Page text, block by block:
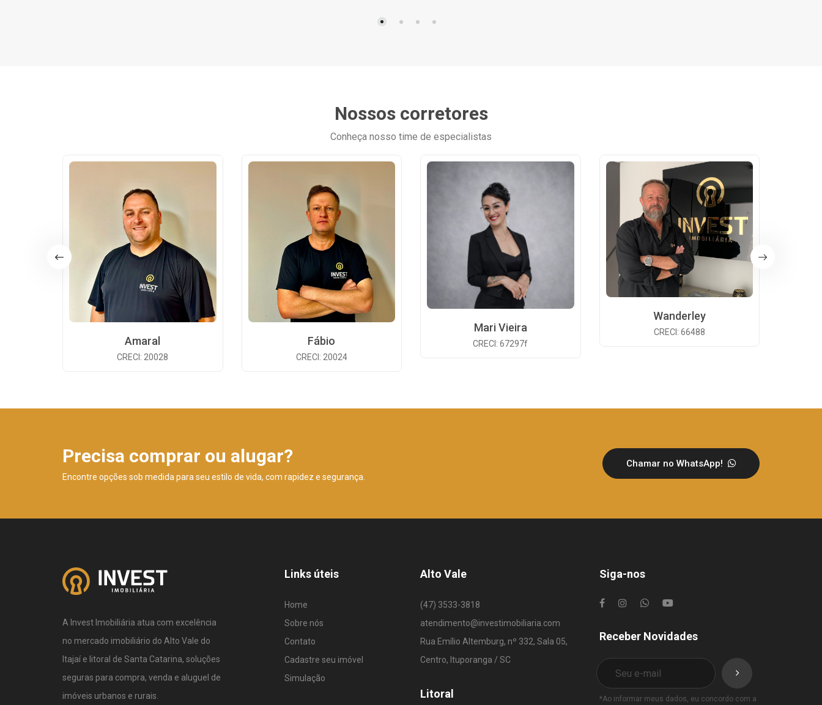
Nossos corretores
Conheça nosso time de especialistas
Amaral
CRECI: 20028
Fábio
CRECI: 20024
Mari Vieira
CRECI: 67297f
Wanderley
CRECI: 66488
Precisa comprar ou alugar?
Encontre opções sob medida para seu estilo de vida, com rapidez e segurança.
Chamar no WhatsApp!
A Invest Imobiliária atua com excelência
no mercado imobiliário do Alto Vale do
Itajaí e litoral de Santa Catarina, soluções
seguras para compra, venda e aluguel de
imóveis urbanos e rurais.
Links úteis
Home
Sobre nós
Contato
Cadastre seu imóvel
Simulação
Alto Vale
(47) 3533-3818
atendimento@investimobiliaria.com
Rua Emílio Altemburg, nº 332, Sala 05,
Centro, Ituporanga / SC
Litoral
Siga-nos
Receber Novidades
*Ao informar meus dados, eu concordo com a